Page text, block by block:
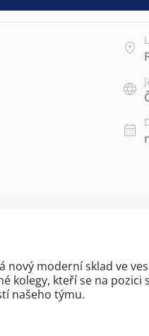
moderní sklad ve
kolegy, kteří se na pozici
našeho týmu.